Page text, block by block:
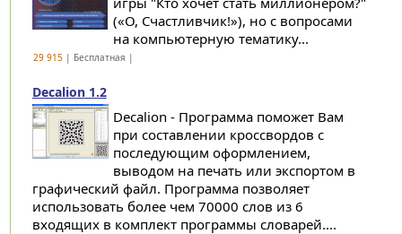
(«О, Счастливчик!»), но с вопросами
на компьютерную тематику...
29 915| Бесплатная |
Decalion 1.2
Decalion - Программа поможет Вам
при составлении кроссвордов с
последующим оформлением,
выводом на печать или экспортом в
графический файл. Программа позволяет
использовать более чем 70000 слов из 6
входящих в комплект программы словарей....